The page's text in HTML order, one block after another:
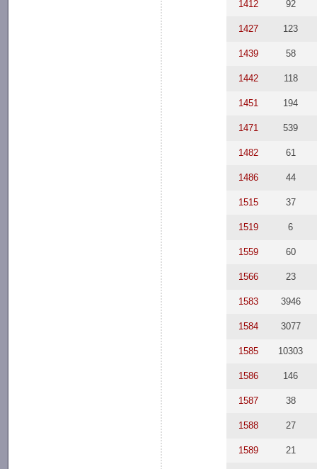
1412 92
1427 123
1439 58
1442 118
1451 194
1471 539
1482 61
1486 44
1515 37
1519 6
1559 60
1566 23
1583 3946
1584 3077
1585 10303
1586 146
1587 38
1588 27
1589 21